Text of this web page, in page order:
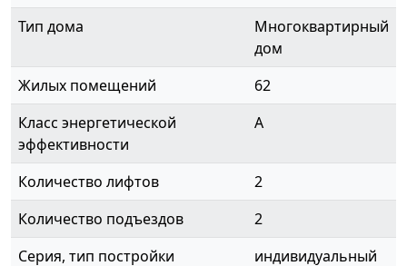
Тип дома
Многоквартирный
дом
Жилых помещений
62
Класс энергетической
эффективности
A
Количество лифтов
2
Количество подъездов
2
Серия, тип постройки
индивидуальный